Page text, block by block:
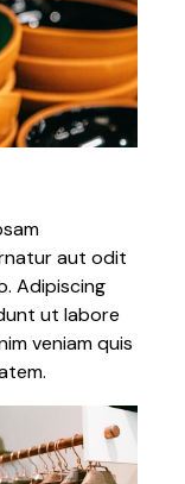
aut odit
Adipiscing
ut labore
veniam quis